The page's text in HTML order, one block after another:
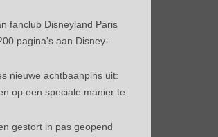
fanclub Disneyland Paris
pagina's aan Disney-
nieuwe achtbaanpins uit:
op een speciale manier te
gestort in pas geopend